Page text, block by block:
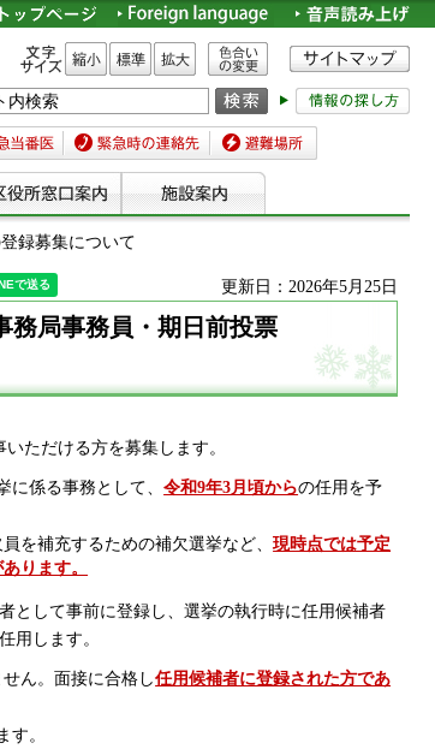
文字サイズ 縮小 標準 拡大
色合いの変更
医 緊急時の連絡先 避難場所
録募集について
更新日：2026年5月25日
務局事務員・期日前投票
ただける方を募集します。
に係る事務として、令和9年3月頃からの任用を予
を補充するための補欠選挙など、現時点では予定
ります。
として事前に登録し、選挙の執行時に任用候補者
用します。
ん。面接に合格し任用候補者に登録された方であ
す。